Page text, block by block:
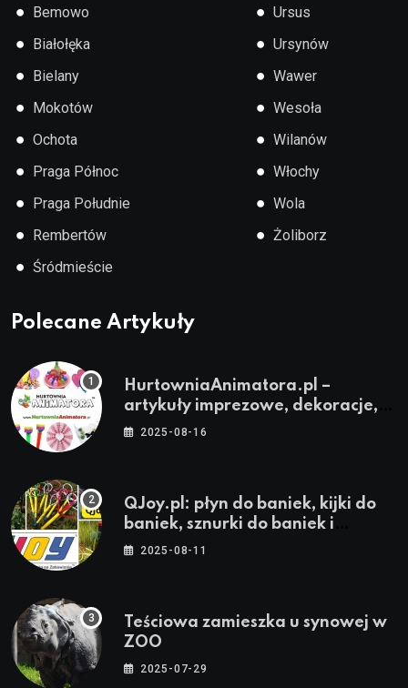
● Bemowo
● Białołęka
● Bielany
● Mokotów
● Ochota
● Praga Północ
● Praga Południe
● Rembertów
● Śródmieście
● Ursus
● Ursynów
● Wawer
● Wesoła
● Wilanów
● Włochy
● Wola
● Żoliborz
Polecane Artykuły
HurtowniaAnimatora.pl –
artykuły imprezowe, dekoracje,
stroje i akcesoria dla animatorów
2025-08-16
QJoy.pl: płyn do baniek, kijki do
baniek, sznurki do baniek i
zestawy do baniek
2025-08-11
Teściowa zamieszka u synowej w
ZOO
2025-07-29